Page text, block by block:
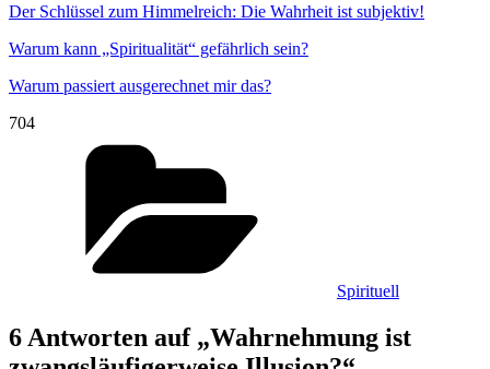
Der Schlüssel zum Himmelreich: Die Wahrheit ist subjektiv!
Warum kann „Spiritualität“ gefährlich sein?
Warum passiert ausgerechnet mir das?
704
Spirituell
6 Antworten auf „Wahrnehmung ist